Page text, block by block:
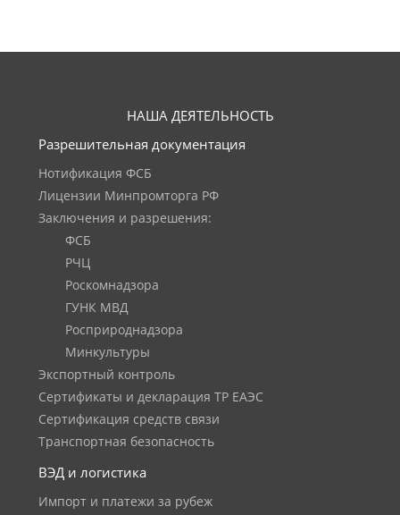
НАША ДЕЯТЕЛЬНОСТЬ
Разрешительная документация
Нотификация ФСБ
Лицензии Минпромторга РФ
Заключения и разрешения:
ФСБ
РЧЦ
Роскомнадзора
ГУНК МВД
Росприроднадзора
Минкультуры
Экспортный контроль
Сертификаты и декларация ТР ЕАЭС
Сертификация средств связи
Транспортная безопасность
ВЭД и логистика
Импорт и платежи за рубеж